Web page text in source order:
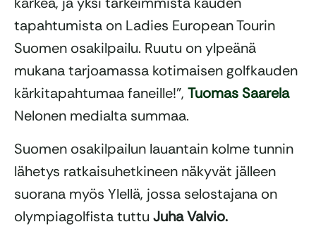
tapahtumista on Ladies European Tourin
Suomen osakilpailu. Ruutu on ylpeänä
mukana tarjoamassa kotimaisen golfkauden
kärkitapahtumaa faneille!”, Tuomas Saarela
Nelonen medialta summaa.
Suomen osakilpailun lauantain kolme tunnin
lähetys ratkaisuhetkineen näkyvät jälleen
suorana myös Ylellä, jossa selostajana on
olympiagolfista tuttu Juha Valvio.